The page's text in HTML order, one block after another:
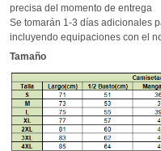
precisa del momento de entrega
Se tomarán 1-3 días adicionales
incluyendo equipaciones con el
Tamaño